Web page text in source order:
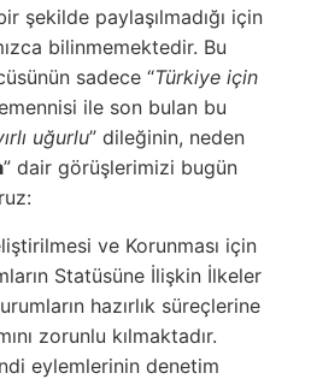
şekilde paylaşılmadığı için
bilinmemektedir. Bu
sadece “Türkiye için
ile son bulan bu
uğurlu” dileğinin, neden
” dair görüşlerimizi bugün
ve Korunması için
Statüsüne İlişkin İlkeler
hazırlık süreçlerine
zorunlu kılmaktadır.
eylemlerinin denetim